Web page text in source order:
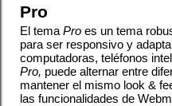
Pro
El tema Proes un tema
para ser responsivo y
computadoras, teléfonos
Pro, puede alternar entre
mantener el mismo look &
las funcionalidades de